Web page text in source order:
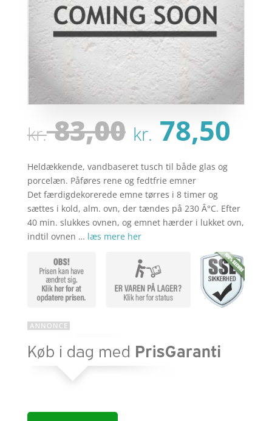
kr.83,00 Den
pris
var:
kr. 83,00.
kr. 78,50
Heldækkende, vandbaseret tusch til både glas og
porcelæn. Påføres rene og fedtfrie emner
Det færdigdekorerede emne tørres i 8 timer og
sættes i kold, alm. ovn, der tændes på 230 Â°C. Efter
40 min. slukkes ovnen, og emnet hærder i lukket ovn,
indtil ovnen … læs mere her